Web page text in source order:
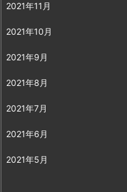
2021年11月
2021年10月
2021年9月
2021年8月
2021年7月
2021年6月
2021年5月